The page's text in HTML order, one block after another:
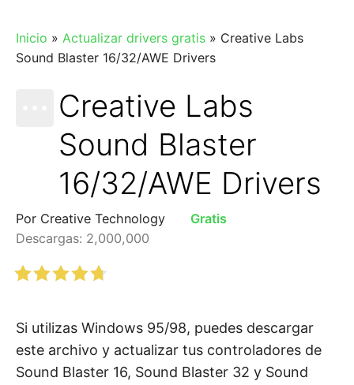
Inicio » Actualizar drivers gratis » Creative Labs
Sound Blaster 16/32/AWE Drivers
Creative Labs
Sound Blaster
16/32/AWE Drivers
Por Creative Technology
Gratis
Descargas: 2,000,000
Si utilizas Windows 95/98, puedes descargar
este archivo y actualizar tus controladores de
Sound Blaster 16, Sound Blaster 32 y Sound